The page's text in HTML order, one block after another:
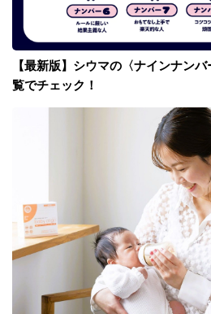
【最新版】シウマの〈ナインナン
覧でチェック！